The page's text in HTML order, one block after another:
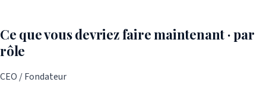
Ce que vous devriez faire maintenant · par
rôle
CEO / Fondateur